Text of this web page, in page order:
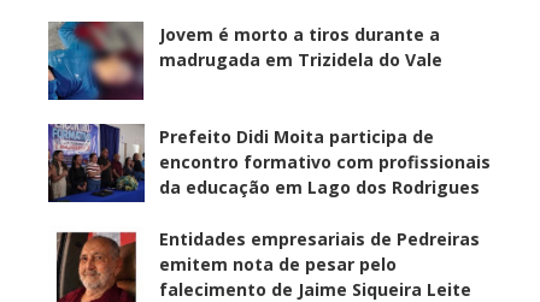
Jovem é morto a tiros durante a
madrugada em Trizidela do Vale
Prefeito Didi Moita participa de
encontro formativo com profissionais
da educação em Lago dos Rodrigues
Entidades empresariais de Pedreiras
emitem nota de pesar pelo
falecimento de Jaime Siqueira Leite